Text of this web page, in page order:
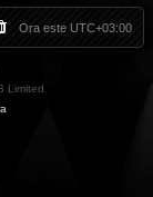
Ora este UTC+03:00
Limited